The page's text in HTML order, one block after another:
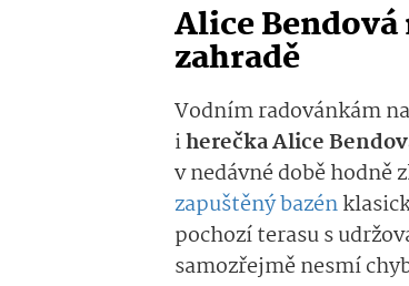
Alice
zahradě
Vodním radovánkám
iherečka Alice
v nedávné době hodně
zapuštěný bazén
pochozí terasu s
samozřejmě nesmí